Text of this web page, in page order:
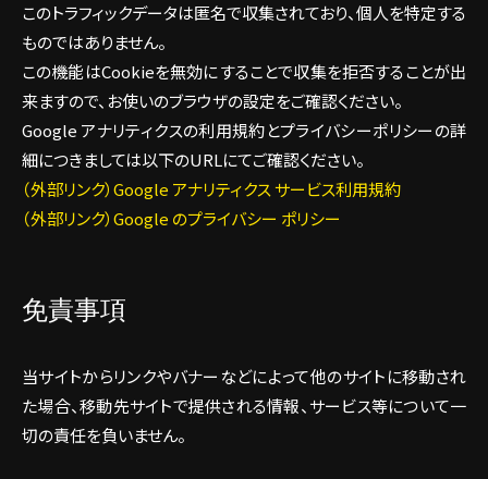
このトラフィックデータは匿名で収集されており、個人を特定する
ものではありません。
この機能はCookieを無効にすることで収集を拒否することが出
来ますので、お使いのブラウザの設定をご確認ください。
Google アナリティクスの利用規約とプライバシーポリシーの詳
細につきましては以下のURLにてご確認ください。
（外部リンク）Google アナリティクス サービス利用規約
（外部リンク）Google のプライバシー ポリシー
免責事項
当サイトからリンクやバナーなどによって他のサイトに移動され
た場合、移動先サイトで提供される情報、サービス等について一
切の責任を負いません。